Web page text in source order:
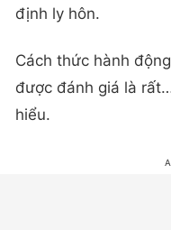
định ly hôn.
Cách thức hành
được đánh giá là
hiểu.